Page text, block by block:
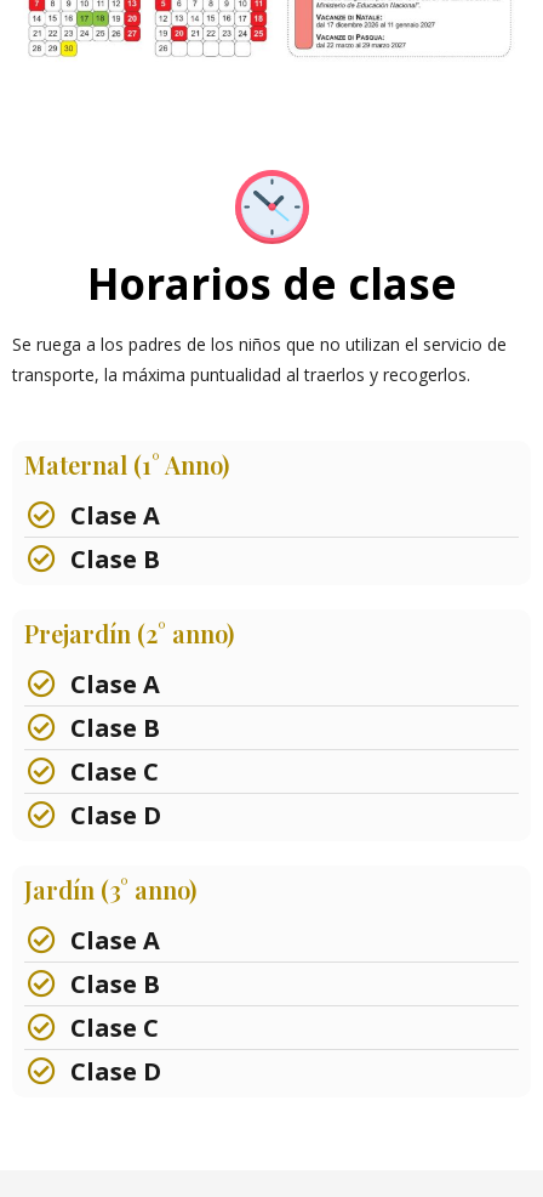
Horarios de clase
Se ruega a los padres de los niños que no utilizan el servicio de
transporte, la máxima puntualidad al traerlos y recogerlos.
Maternal (1° Anno)
Clase A
Clase B
Prejardín (2° anno)
Clase A
Clase B
Clase C
Clase D
Jardín (3° anno)
Clase A
Clase B
Clase C
Clase D